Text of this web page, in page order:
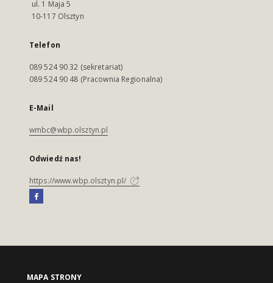
ul. 1 Maja 5
10-117 Olsztyn
Telefon
089 524 90 32 (sekretariat)
089 524 90 48 (Pracownia Regionalna)
E-Mail
wmbc@wbp.olsztyn.pl
Odwiedź nas!
https://www.wbp.olsztyn.pl/
MAPA STRONY